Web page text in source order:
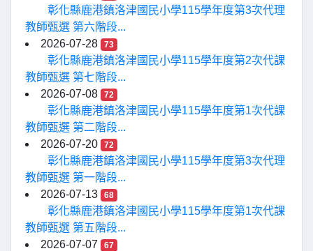
彰化縣鹿港鎮洛津國民小學115學年度第3次代理
教師甄選 第六階段...
2026-07-28
73
彰化縣鹿港鎮洛津國民小學115學年度第2次代課
教師甄選 第七階段...
2026-07-08
72
彰化縣鹿港鎮洛津國民小學115學年度第1次代課
教師甄選 第二階段...
2026-07-20
72
彰化縣鹿港鎮洛津國民小學115學年度第3次代理
教師甄選 第一階段...
2026-07-13
68
彰化縣鹿港鎮洛津國民小學115學年度第1次代課
教師甄選 第五階段...
2026-07-07
67